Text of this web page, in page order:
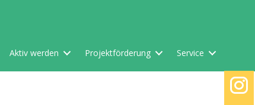
Aktiv werden Projektförderung Service